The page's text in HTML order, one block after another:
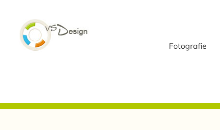
springen
Fotografie